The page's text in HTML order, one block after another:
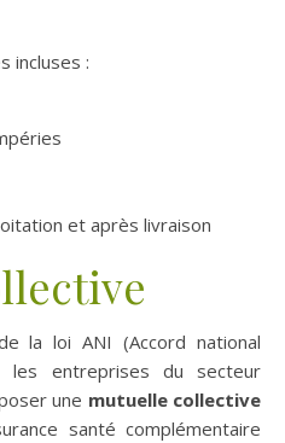
incluses :
et après livraison
la loi ANI (Accord national
les entreprises du secteur
une mutuelle collective
santé complémentaire